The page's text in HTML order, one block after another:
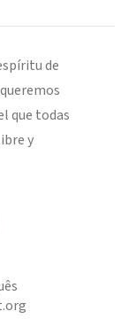
de
que todas
y